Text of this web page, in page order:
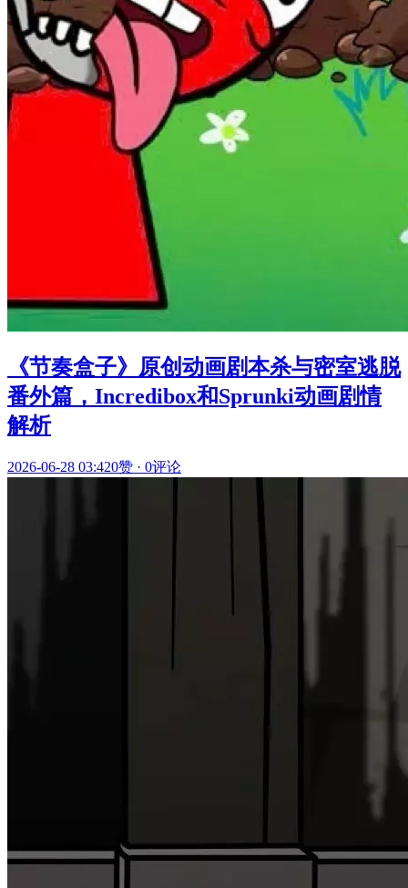
《节奏盒子》原创动画剧本杀与密室逃脱
番外篇，Incredibox和Sprunki动画剧情
解析
2026-06-28 03:420赞 · 0评论